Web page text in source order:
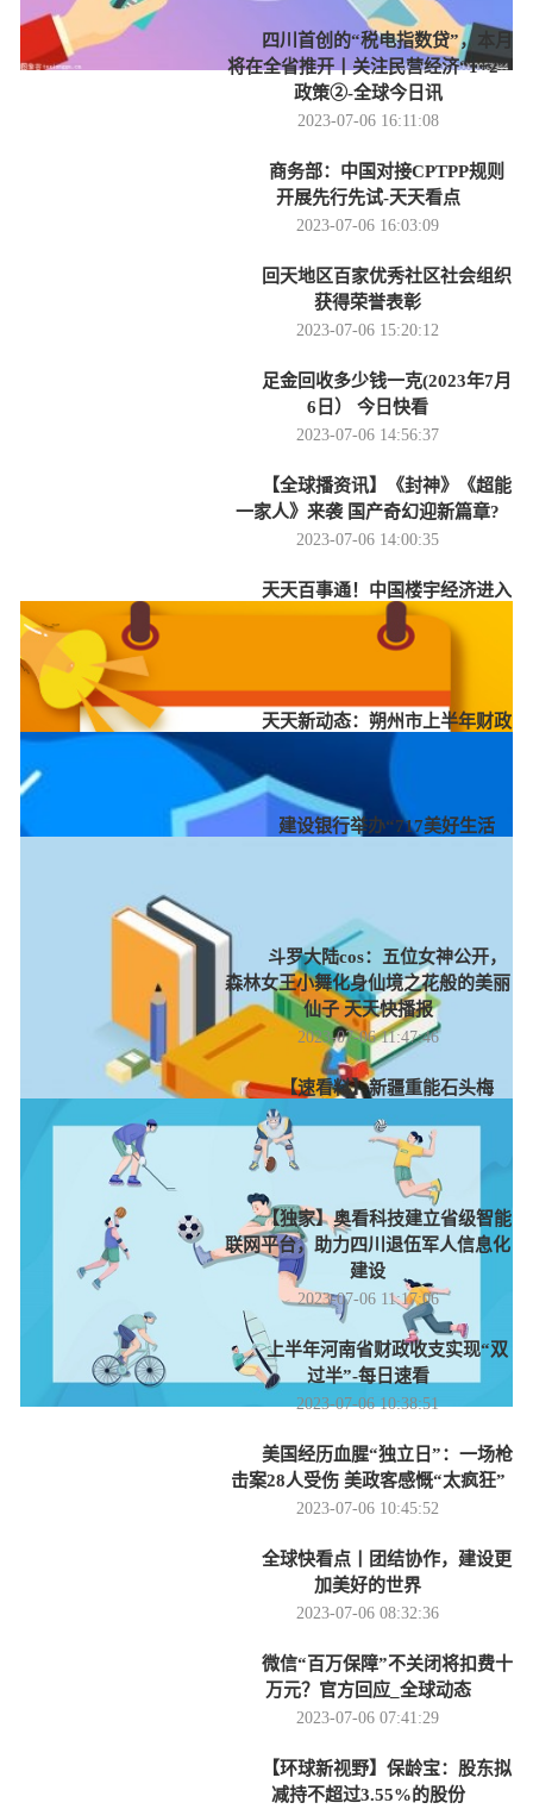
四川首创的“税电指数贷”，本月
将在全省推开丨关注民营经济“1+2”
政策②-全球今日讯
2023-07-06 16:11:08
商务部：中国对接CPTPP规则
开展先行先试-天天看点
2023-07-06 16:03:09
回天地区百家优秀社区社会组织
获得荣誉表彰
2023-07-06 15:20:12
足金回收多少钱一克(2023年7月
6日） 今日快看
2023-07-06 14:56:37
【全球播资讯】《封神》《超能
一家人》来袭 国产奇幻迎新篇章?
2023-07-06 14:00:35
天天百事通！中国楼宇经济进入
“百花齐放”新阶段，各地如何创新发
展重塑中心城区竞争优势？
天天新动态：朔州市上半年财政
收入实现“双过半”
建设银行举办“717美好生活
斗罗大陆cos：五位女神公开，
森林女王小舞化身仙境之花般的美丽
仙子 天天快播报
2023-07-06 11:47:46
【速看料】新疆重能石头梅
2×100万千瓦煤电项目相关的10项招
标
2023-07-06 11:22:53
【独家】奥看科技建立省级智能
联网平台，助力四川退伍军人信息化
建设
2023-07-06 11:17:06
上半年河南省财政收支实现“双
过半”-每日速看
2023-07-06 10:38:51
美国经历血腥“独立日”：一场枪
击案28人受伤 美政客感慨“太疯狂”
2023-07-06 10:45:52
全球快看点丨团结协作，建设更
加美好的世界
2023-07-06 08:32:36
微信“百万保障”不关闭将扣费十
万元？官方回应_全球动态
2023-07-06 07:41:29
【环球新视野】保龄宝：股东拟
减持不超过3.55%的股份